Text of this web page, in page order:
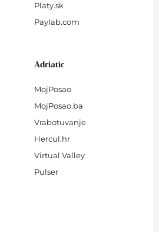
Platy.sk
Paylab.com
Adriatic
MojPosao
MojPosao.ba
Vrabotuvanje
Hercul.hr
Virtual Valley
Pulser